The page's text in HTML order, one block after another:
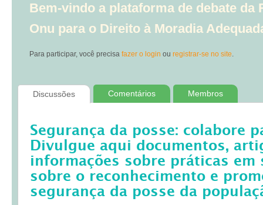
Bem-vindo a plataforma de debate da
Onu para o Direito à Moradia
Para participar, você precisa fazer o login ou registrar-se no site.
Discussões Comentários Membros
Segurança da posse: colabore
Divulgue aqui documentos,
informações sobre práticas em
sobre o reconhecimento e
segurança da posse da